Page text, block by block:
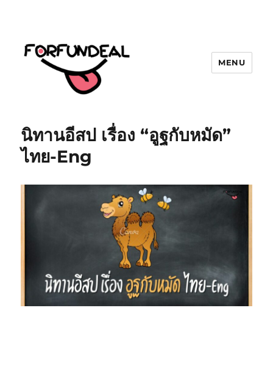
พังเพยสำนวนสุภาษิต, กลอน, มีมโดนๆ
2025 ฮาๆ
MENU
นิทานอีสป เรื่อง “อูฐกับหมัด”
ไทย-Eng